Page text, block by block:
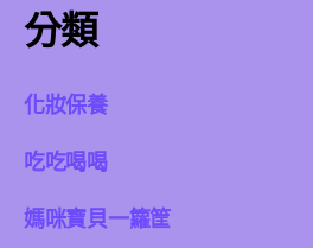
分類
化妝保養
吃吃喝喝
媽咪寶貝一籮筐